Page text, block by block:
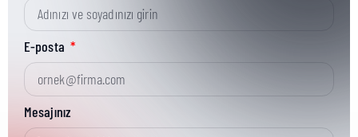
Kısa Parça No:
Ürün Grubu:
E-posta
Mesajınız